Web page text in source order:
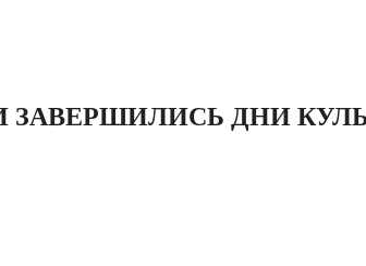
ЗАВЕРШИЛИСЬ ДНИ